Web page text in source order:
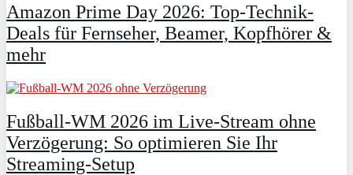
Amazon Prime Day 2026: Top-Technik-
Deals für Fernseher, Beamer, Kopfhörer &
mehr
Fußball-WM 2026 im Live-Stream ohne
Verzögerung: So optimieren Sie Ihr
Streaming-Setup